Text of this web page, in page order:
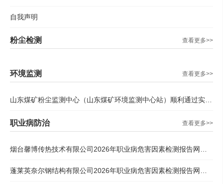
自我声明
粉尘检测 查看更多>>
环境监测 查看更多>>
职业病防治 查看更多>>